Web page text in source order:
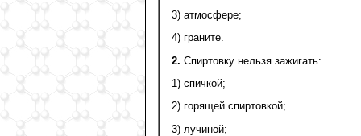
3) атмосфере;
4) граните.
2. Спиртовку нельзя зажигать:
1) спичкой;
2) горящей спиртовкой;
3) лучиной;